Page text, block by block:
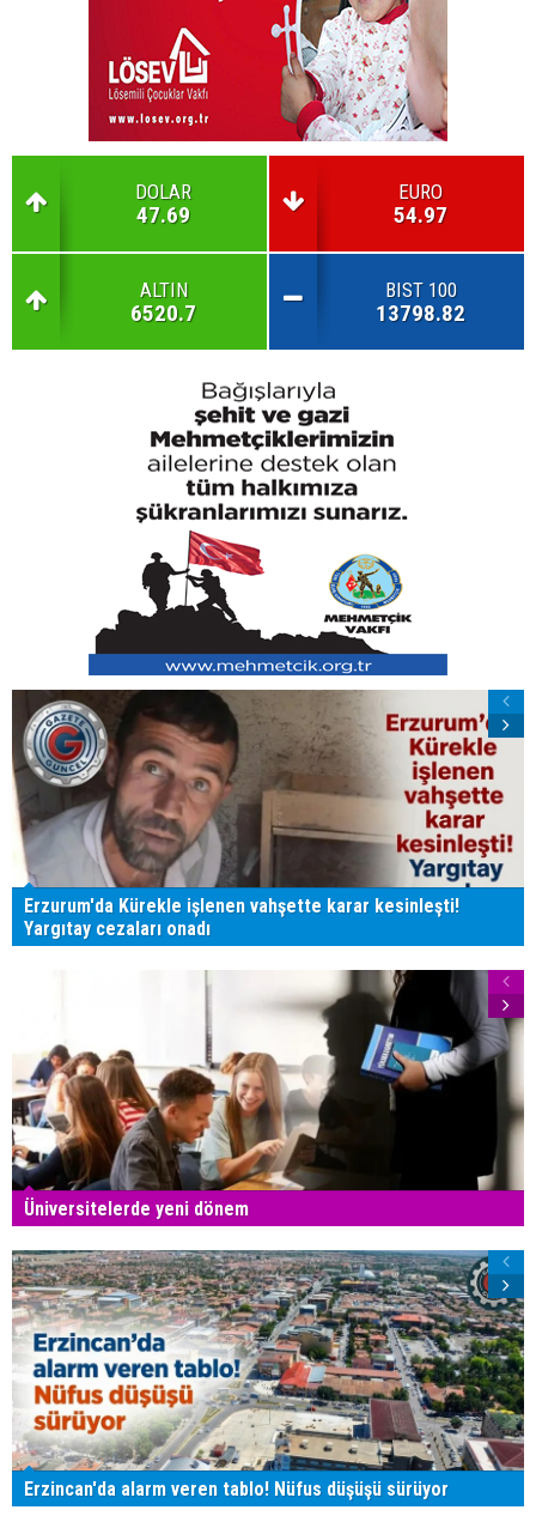
DOLAR
47.69
EURO
54.97
ALTIN
6520.7
BIST 100
13798.82
Erzurum'da Kürekle işlenen vahşette karar kesinleşti!
Yargıtay cezaları onadı
Üniversitelerde yeni dönem
Erzincan'da alarm veren tablo! Nüfus düşüşü sürüyor